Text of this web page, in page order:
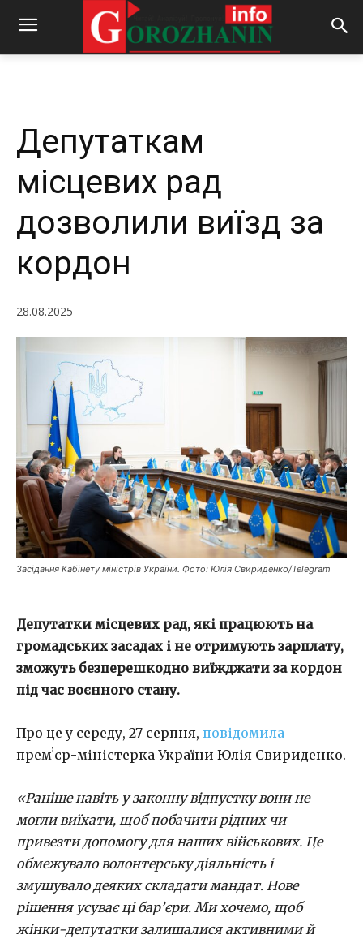
By REDACTOR - 28.08.2025 226
Депутаткам
місцевих рад
дозволили виїзд за
кордон
28.08.2025
Засідання Кабінету міністрів України. Фото: Юлія Свириденко/Telegram
Депутатки місцевих рад, які працюють на
громадських засадах і не отримують зарплату,
зможуть безперешкодно виїжджати за кордон
під час воєнного стану.
Про це у середу, 27 серпня, повідомила
премʼєр-міністерка України Юлія Свириденко.
«Раніше навіть у законну відпустку вони не
могли виїхати, щоб побачити рідних чи
привезти допомогу для наших військових. Це
обмежувало волонтерську діяльність і
змушувало деяких складати мандат. Нове
рішення усуває ці бар’єри. Ми хочемо, щоб
жінки-депутатки залишалися активними й